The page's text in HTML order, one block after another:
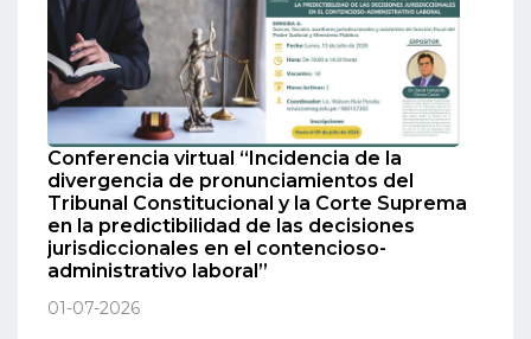
Conferencia virtual “Incidencia de la
divergencia de pronunciamientos del
Tribunal Constitucional y la Corte Suprema
en la predictibilidad de las decisiones
jurisdiccionales en el contencioso-
administrativo laboral”
01-07-2026